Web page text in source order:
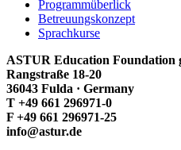
Programmüberlick
Betreuungskonzept
Sprachkurse
ASTUR Education Foundation
Rangstraße 18-20
36043 Fulda · Germany
T +49 661 296971-0
F +49 661 296971-25
info@astur.de